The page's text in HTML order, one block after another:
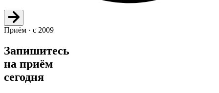
Приём · с 2009
Запишитесь
на приём
сегодня